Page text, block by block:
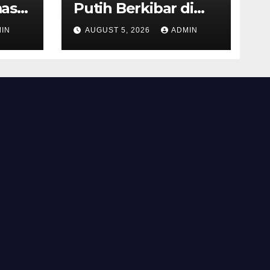
Putih Berkibar di
MIN 3 Semarang,
Bhabinkamtibmas
Desa Timpik Hadiri
AUGUST 5, 2026 ADMIN